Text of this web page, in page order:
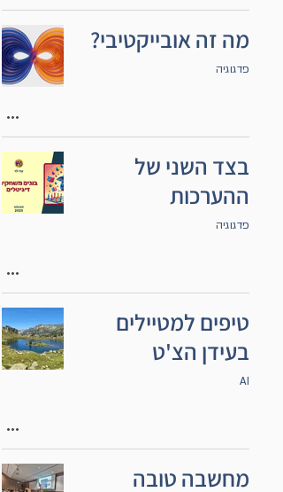
מה זה אובייקטיבי?
פדגוגיה
בצד השני של
ההערכות
פדגוגיה
טיפים למטיילים
בעידן הצ'ט
AI
מחשבה טובה